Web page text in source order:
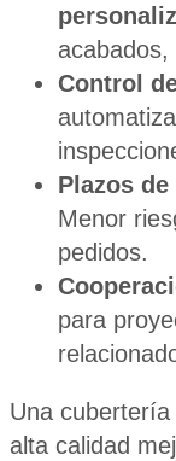
acabados,
Control
Plazos
Menor
pedidos.
para
Una
alta calidad